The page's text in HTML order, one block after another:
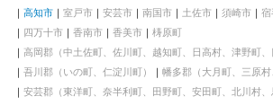
高知市 室戸市 安芸市 南国市 土佐市 須崎市 宿
四万十市
香南市 香美市
梼原町
高岡郡（中土佐町、佐川町、越知町、日高村、津野町、
吾川郡（いの町、仁淀川町）
幡多郡（大月町、三原村
安芸郡（東洋町、奈半利町、田野町、安田町、北川村、